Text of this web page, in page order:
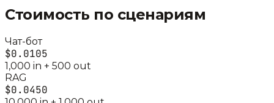
Стоимость по сценариям
Чат-бот
$0.0105
1,000 in + 500 out
RAG
$0.0450